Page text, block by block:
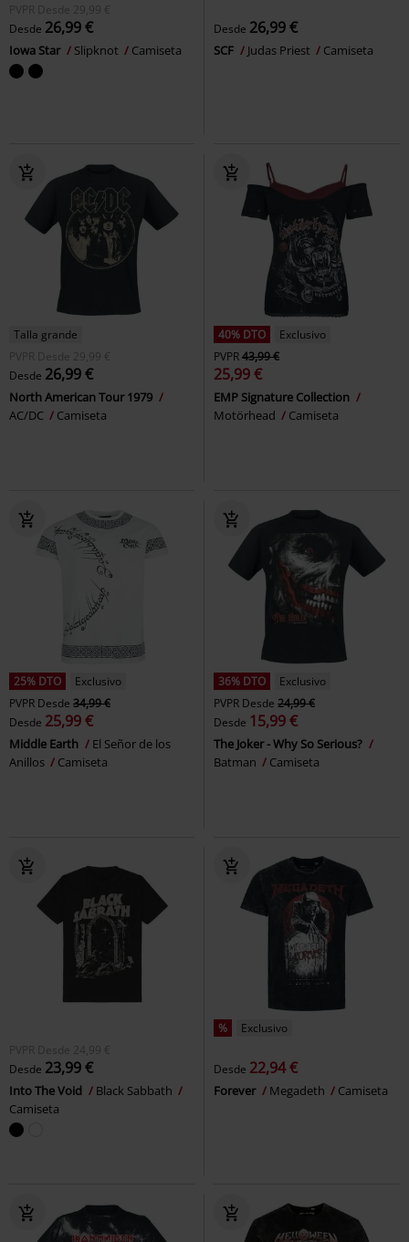
PVPR
Desde 29,99 €
Desde 26,99 €
Iowa Star Slipknot Camiseta
Desde 26,99 €
SCF Judas Priest Camiseta
Talla grande
PVPR
Desde 29,99 €
Desde 26,99 €
North American Tour 1979
AC/DC
Camiseta
40% DTO
Exclusivo
PVPR43,99 €
25,99 €
EMP Signature Collection
Motörhead
Camiseta
25% DTO
Exclusivo
PVPR Desde 34,99 €
Desde 25,99 €
Middle Earth
El Señor de los
Anillos
Camiseta
36% DTO
Exclusivo
PVPR Desde 24,99 €
Desde 15,99 €
The Joker - Why So Serious?
Batman
Camiseta
PVPR Desde 24,99 €
Desde 23,99 €
Into The Void
Black Sabbath
Camiseta
% Exclusivo
Desde 22,94 €
Forever Megadeth Camiseta